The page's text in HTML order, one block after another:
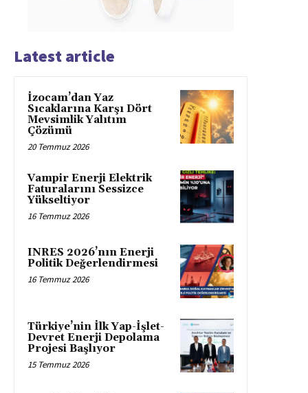
Latest article
İzocam’dan Yaz
Sıcaklarına Karşı Dört
Mevsimlik Yalıtım
Çözümü
20 Temmuz 2026
Vampir Enerji Elektrik
Faturalarını Sessizce
Yükseltiyor
16 Temmuz 2026
INRES 2026’nın Enerji
Politik Değerlendirmesi
16 Temmuz 2026
Türkiye’nin İlk Yap-İşlet-
Devret Enerji Depolama
Projesi Başlıyor
15 Temmuz 2026